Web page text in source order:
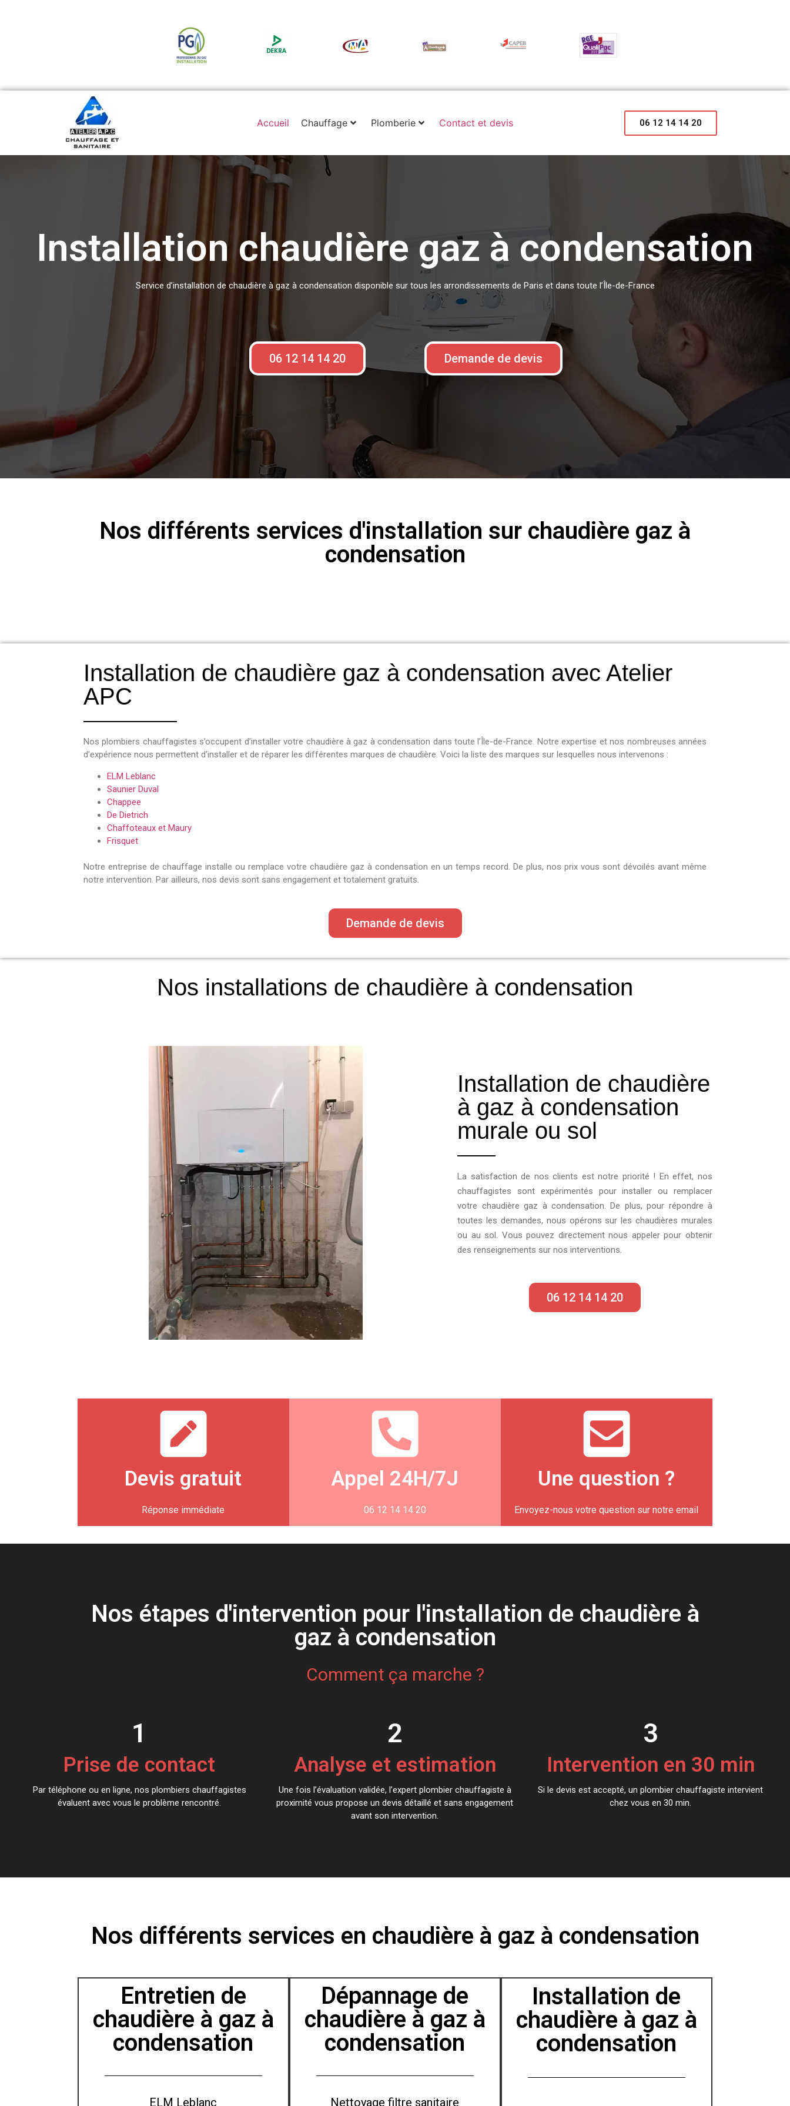
Accueil Chauffage Plomberie Contact et devis 06 12 14 14 20
Installation chaudière gaz à condensation
Service d’installation de chaudière à gaz à condensation disponible sur tous les arrondissements de Paris et dans toute l’Île-de-France
06 12 14 14 20 Demande de devis
Nos différents services d'installation sur chaudière gaz à
condensation
Installation de chaudière gaz à condensation avec Atelier
APC
Nos plombiers chauffagistes s’occupent d’installer votre chaudière à gaz à condensation dans toute l’Île-de-France. Notre expertise et nos nombreuses années
d’expérience nous permettent d’installer et de réparer les différentes marques de chaudière. Voici la liste des marques sur lesquelles nous intervenons :
ELM Leblanc
Saunier Duval
Chappee
De Dietrich
Chaffoteaux et Maury
Frisquet
Notre entreprise de chauffage installe ou remplace votre chaudière gaz à condensation en un temps record. De plus, nos prix vous sont dévoilés avant même
notre intervention. Par ailleurs, nos devis sont sans engagement et totalement gratuits.
Demande de devis
Nos installations de chaudière à condensation
Installation de chaudière
à gaz à condensation
murale ou sol
La satisfaction de nos clients est notre priorité ! En effet, nos
chauffagistes sont expérimentés pour installer ou remplacer
votre chaudière gaz à condensation. De plus, pour répondre à
toutes les demandes, nous opérons sur les chaudières murales
ou au sol. Vous pouvez directement nous appeler pour obtenir
des renseignements sur nos interventions.
06 12 14 14 20
Devis gratuit
Réponse immédiate
Appel 24H/7J
06 12 14 14 20
Une question ?
Envoyez-nous votre question sur notre email
Nos étapes d'intervention pour l'installation de chaudière à
gaz à condensation
Comment ça marche ?
1
Prise de contact
Par téléphone ou en ligne, nos plombiers chauffagistes
évaluent avec vous le problème rencontré.
2
Analyse et estimation
Une fois l’évaluation validée, l’expert plombier chauffagiste à
proximité vous propose un devis détaillé et sans engagement
avant son intervention.
3
Intervention en 30 min
Si le devis est accepté, un plombier chauffagiste intervient
chez vous en 30 min.
Nos différents services en chaudière à gaz à condensation
Entretien de
chaudière à gaz à
condensation
ELM Leblanc
Dépannage de
chaudière à gaz à
condensation
Nettoyage filtre sanitaire
Installation de
chaudière à gaz à
condensation